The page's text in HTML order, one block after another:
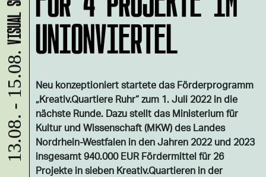
UNIONVIERTEL
Neu konzeptioniert startete das Förderprogramm
„Kreativ.Quartiere Ruhr“ zum 1. Juli 2022 in die
nächste Runde. Dazu stellt das Ministerium für
Kultur und Wissenschaft (MKW) des Landes
Nordrhein-Westfalen in den Jahren 2022 und 2023
insgesamt 940.000 EUR Fördermittel für 26
Projekte in sieben Kreativ.Quartieren in der
13.08. - 15.08.